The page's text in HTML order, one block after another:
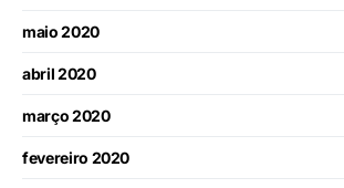
maio 2020
abril 2020
março 2020
fevereiro 2020